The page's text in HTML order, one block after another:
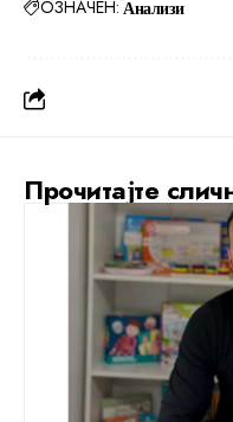
ОЗНАЧЕН: Анализи
Прочитајте